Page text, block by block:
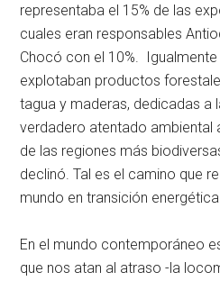
representaba el 15% de las
cuales eran responsables
Chocó con el 10%.
explotaban productos
tagua y maderas, dedicadas a
verdadero atentado ambiental
de las regiones más
declinó. Tal es el camino que
mundo en transición
En el mundo contemporáneo
que nos atan al atraso -la